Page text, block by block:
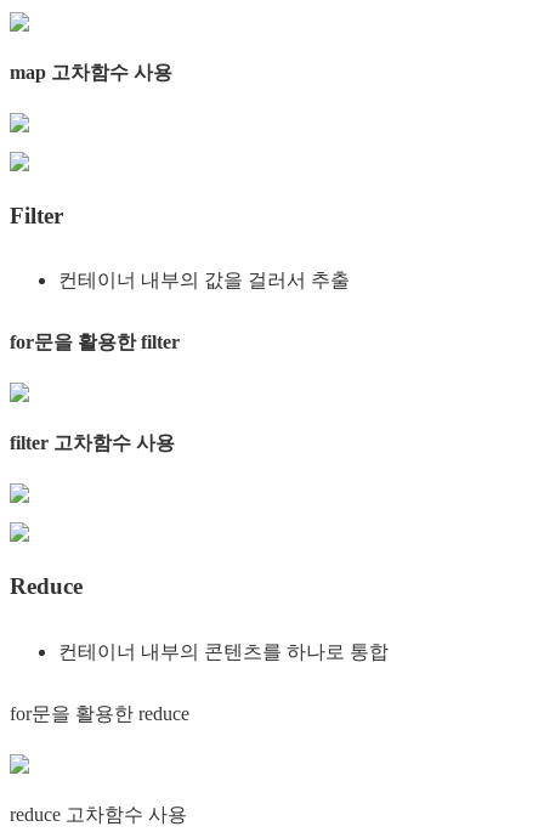
map 고차함수 사용
Filter
컨테이너 내부의 값을 걸러서 추출
for문을 활용한 filter
filter 고차함수 사용
Reduce
컨테이너 내부의 콘텐츠를 하나로 통합
for문을 활용한 reduce
reduce 고차함수 사용